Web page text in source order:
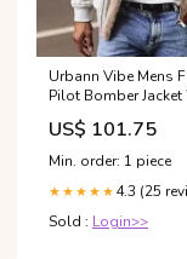
Urbann Vibe Mens
Pilot Bomber Jacket
Faux Shearling
Warm Winter Weather
Color:Sky blue
US$ 101.75
Min. order: 1 piece
★★★★★ 4.3 (25
Sold : Login>>